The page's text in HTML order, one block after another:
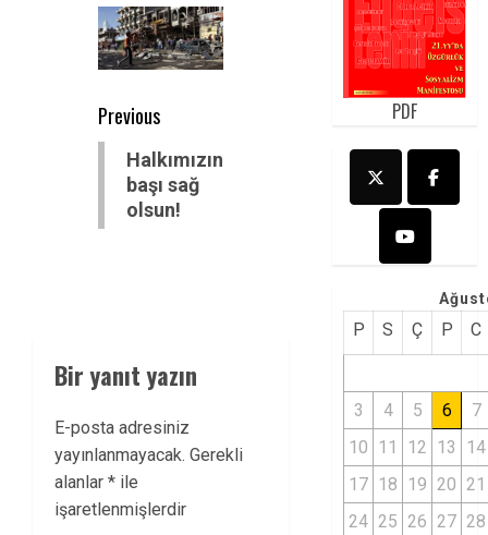
Post
navigation
Previous
Previous
post:
Halkımızın
başı sağ
olsun!
Bir yanıt yazın
E-posta adresiniz
yayınlanmayacak. Gerekli
alanlar * ile
işaretlenmişlerdir
PDF
P S Ç P C
3 4 5 6
7
10 11 12 13
14
17 18 19 20 21
24 25 26 27 28